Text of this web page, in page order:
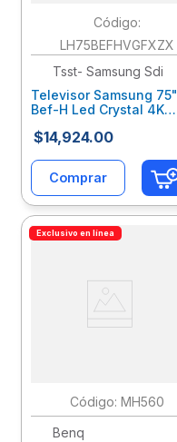
:
LH75BEFHVGFXZX
Tsst- Samsung Sdi
Televisor Samsung 75"
Bef-H Led Crystal 4K
3840X2160 Smart Tv
Años Saeteeab256
$14,924.00
Comprar
Exclusivo en línea
: MH560
Benq